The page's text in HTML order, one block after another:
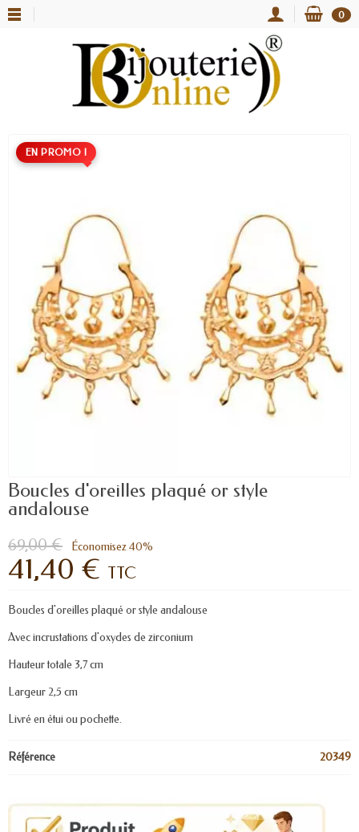
0
EN PROMO !
Boucles d'oreilles plaqué or style
andalouse
69,00 € Économisez 40%
41,40 € TTC
Boucles d'oreilles plaqué or style andalouse
Avec incrustations d'oxydes de zirconium
Hauteur totale 3,7 cm
Largeur 2,5 cm
Livré en étui ou pochette.
Référence 20349